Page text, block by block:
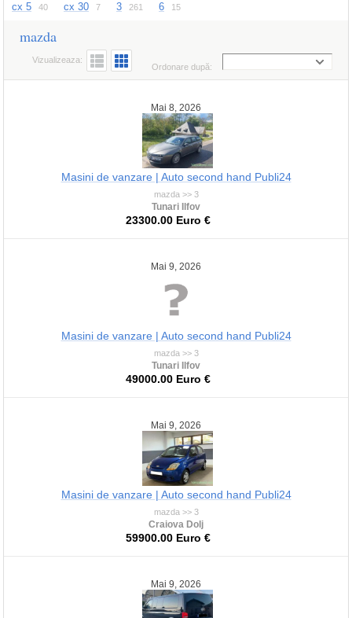
cx 5 40 cx 30 7 3 261 6 15
mazda
Ordonare după:
Vizualizeaza:
Mai 8, 2026
Masini de vanzare | Auto second hand Publi24
mazda >> 3
Tunari Ilfov
23300.00 Euro €
Mai 9, 2026
Masini de vanzare | Auto second hand Publi24
mazda >> 3
Tunari Ilfov
49000.00 Euro €
Mai 9, 2026
Masini de vanzare | Auto second hand Publi24
mazda >> 3
Craiova Dolj
59900.00 Euro €
Mai 9, 2026